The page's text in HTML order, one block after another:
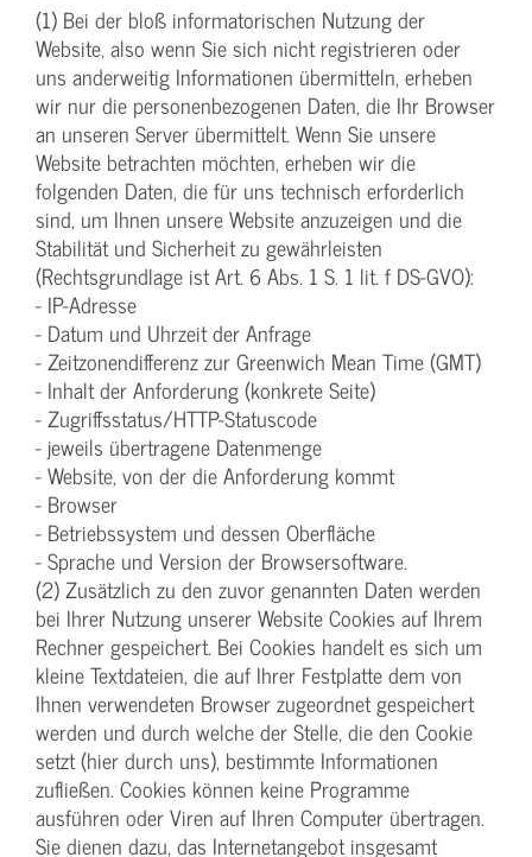
(1) Bei der bloß informatorischen Nutzung der
Website, also wenn Sie sich nicht registrieren oder
uns anderweitig Informationen übermitteln, erheben
wir nur die personenbezogenen Daten, die Ihr Browser
an unseren Server übermittelt. Wenn Sie unsere
Website betrachten möchten, erheben wir die
folgenden Daten, die für uns technisch erforderlich
sind, um Ihnen unsere Website anzuzeigen und die
Stabilität und Sicherheit zu gewährleisten
(Rechtsgrundlage ist Art. 6 Abs. 1 S. 1 lit. f DS-GVO):
- IP-Adresse
- Datum und Uhrzeit der Anfrage
- Zeitzonendifferenz zur Greenwich Mean Time (GMT)
- Inhalt der Anforderung (konkrete Seite)
- Zugriffsstatus/HTTP-Statuscode
- jeweils übertragene Datenmenge
- Website, von der die Anforderung kommt
- Browser
- Betriebssystem und dessen Oberfläche
- Sprache und Version der Browsersoftware.
(2) Zusätzlich zu den zuvor genannten Daten werden
bei Ihrer Nutzung unserer Website Cookies auf Ihrem
Rechner gespeichert. Bei Cookies handelt es sich um
kleine Textdateien, die auf Ihrer Festplatte dem von
Ihnen verwendeten Browser zugeordnet gespeichert
werden und durch welche der Stelle, die den Cookie
setzt (hier durch uns), bestimmte Informationen
zufließen. Cookies können keine Programme
ausführen oder Viren auf Ihren Computer übertragen.
Sie dienen dazu, das Internetangebot insgesamt